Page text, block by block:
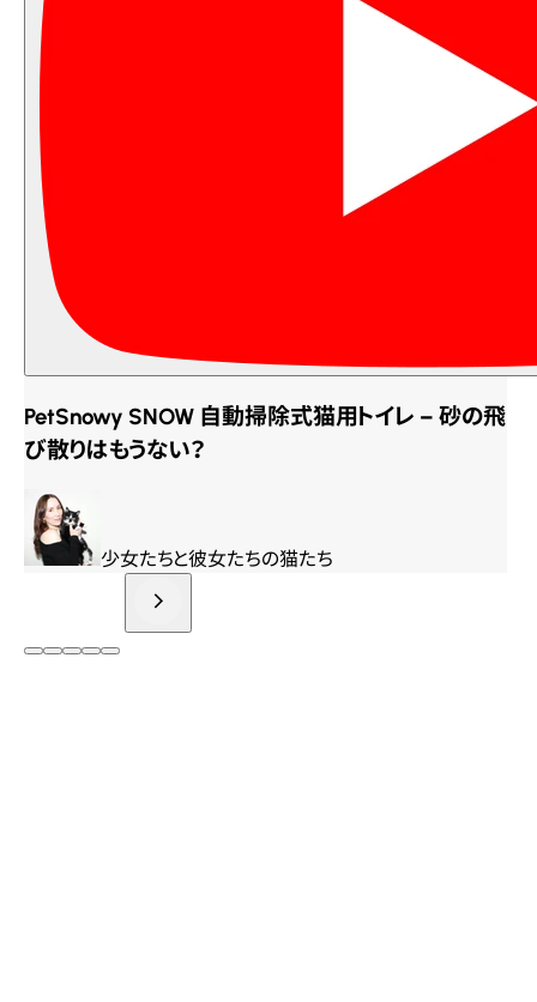
PetSnowy SNOW 自動掃除式猫用トイレ – 砂の飛
び散りはもうない？
少女たちと彼女たちの猫たち